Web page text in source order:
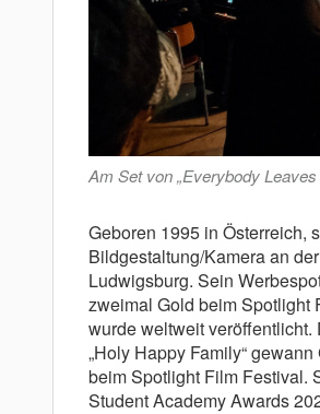
Am Set von „Everybody
Geboren 1995 in Österreich,
Bildgestaltung/Kamera an
Ludwigsburg. Sein
zweimal Gold beim Spotlight
wurde weltweit
„Holy Happy Family“
beim Spotlight Film Festival.
Student Academy Awards